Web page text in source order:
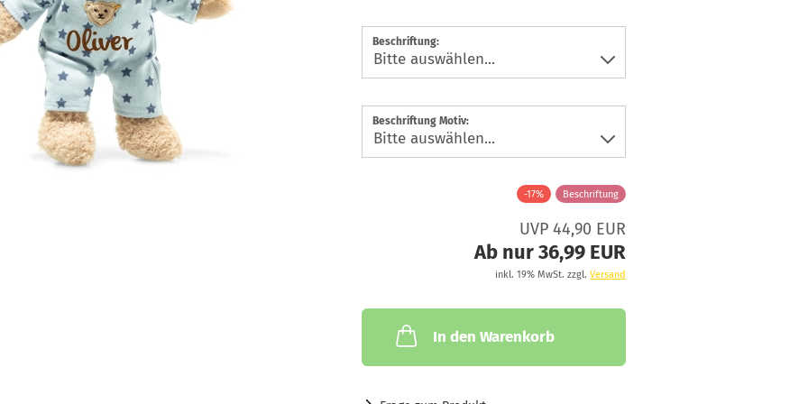
Beschriftung:
Beschriftung Motiv:
-17% Beschriftung
UVP 44,90 EUR
Ab nur 36,99 EUR
inkl. 19% MwSt. zzgl. Versand
In den Warenkorb